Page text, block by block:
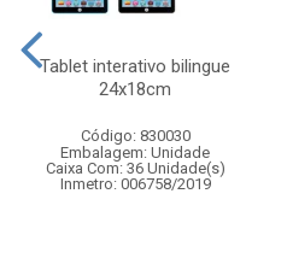
Tablet interativo bilingue
24x18cm
Código: 830030
Embalagem: Unidade
Caixa Com: 36 Unidade(s)
Inmetro: 006758/2019